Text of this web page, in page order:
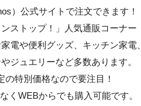
）公式サイトで注文できます！
ストップ！」人気通販コーナー
電や便利グッズ、キッチン家電、
ジュエリーなど多数あります。
の特別価格なので要注目！
くWEBからでも購入可能です。